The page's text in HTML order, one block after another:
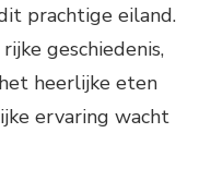
prachtige eiland.
geschiedenis,
heerlijke eten
ervaring wacht